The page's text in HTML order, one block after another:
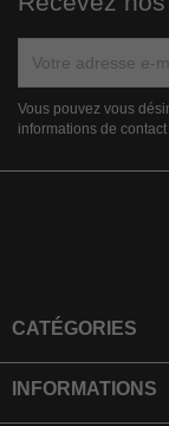
Vous pouvez vous
informations de
CATÉGORIES
INFORMATIONS